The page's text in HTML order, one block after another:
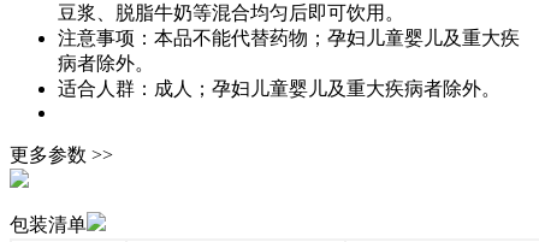
豆浆、脱脂牛奶等混合均匀后即可饮用。
注意事项： 本品不能代替药物；孕妇儿童婴儿及重大疾
病者除外。
适合人群： 成人；孕妇儿童婴儿及重大疾病者除外。
更多参数 >>
包装清单